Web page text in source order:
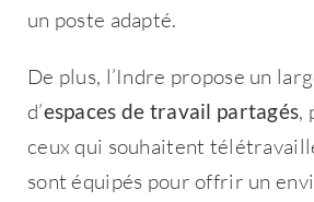
un poste adapté.
De plus, l’Indre propose un
d’espaces de travail partagés,
ceux qui souhaitent
sont équipés pour offrir un